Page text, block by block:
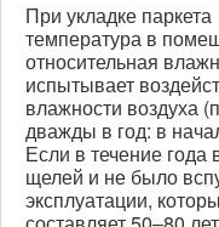
При укладке паркета
температура в
относительная
испытывает
влажности воздуха
дважды в год: в
Если в течение года
щелей и не было
эксплуатации,